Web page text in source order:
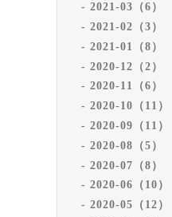
2021-03（6）
2021-02（3）
2021-01（8）
2020-12（2）
2020-11（6）
2020-10（11）
2020-09（11）
2020-08（5）
2020-07（8）
2020-06（10）
2020-05（12）